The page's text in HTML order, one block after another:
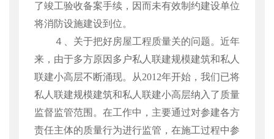
了竣工验收备案手续，因而未有效制约建设单位
将消防设施建设到位。
４、关于把好房屋工程质量关的问题。近年
来，由于多方原因多户私人联建规模建筑和私人
联建小高层不断涌现。从2012年开始，我们已将
私人联建规模建筑和私人联建小高层纳入了质量
监督监管范围。在工作中，主要通过对参建各方
责任主体的质量行为进行监管，在施工过程中参